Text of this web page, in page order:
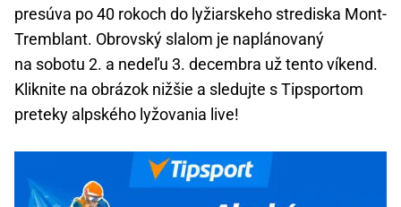
presúva po 40 rokoch do lyžiarskeho strediska Mont-
Tremblant. Obrovský slalom je naplánovaný
na sobotu 2. a nedeľu 3. decembra už tento víkend.
Kliknite na obrázok nižšie a sledujte s Tipsportom
preteky alpského lyžovania live!